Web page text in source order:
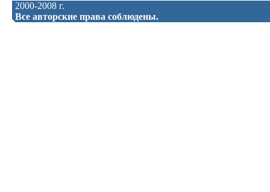
2000-2008 г.
Все авторские права соблюдены.